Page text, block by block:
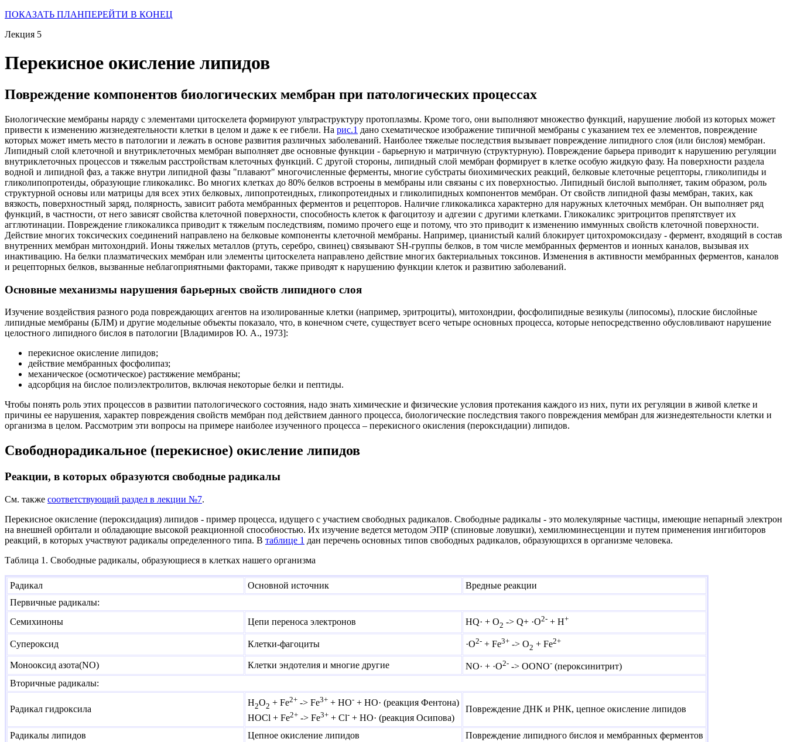
ПОКАЗАТЬ ПЛАНПЕРЕЙТИ В КОНЕЦ
Лекция 5
Перекисное окисление липидов
Повреждение компонентов биологических мембран при патологических процессах
Биологические мембраны наряду с элементами цитоскелета формируют ультраструктуру протоплазмы. Кроме того, они выполняют множество функций, нарушение любой из которых может
привести к изменению жизнедеятельности клетки в целом и даже к ее гибели. На рис.1 дано схематическое изображение типичной мембраны с указанием тех ее элементов, повреждение
которых может иметь место в патологии и лежать в основе развития различных заболеваний. Наиболее тяжелые последствия вызывает повреждение липидного слоя (или бислоя) мембран.
Липидный слой клеточной и внутриклеточных мембран выполняет две основные функции - барьерную и матричную (структурную). Повреждение барьера приводит к нарушению регуляции
внутриклеточных процессов и тяжелым расстройствам клеточных функций. С другой стороны, липидный слой мембран формирует в клетке особую жидкую фазу. На поверхности раздела
водной и липидной фаз, а также внутри липидной фазы "плавают" многочисленные ферменты, многие субстраты биохимических реакций, белковые клеточные рецепторы, гликолипиды и
гликолипопротеиды, образующие гликокаликс. Во многих клетках до 80% белков встроены в мембраны или связаны с их поверхностью. Липидный бислой выполняет, таким образом, роль
структурной основы или матрицы для всех этих белковых, липопротеидных, гликопротеидных и гликолипидных компонентов мембран. От свойств липидной фазы мембран, таких, как
вязкость, поверхностный заряд, полярность, зависит работа мембранных ферментов и рецепторов. Наличие гликокаликса характерно для наружных клеточных мембран. Он выполняет ряд
функций, в частности, от него зависят свойства клеточной поверхности, способность клеток к фагоцитозу и адгезии с другими клетками. Гликокаликс эритроцитов препятствует их
агглютинации. Повреждение гликокаликса приводит к тяжелым последствиям, помимо прочего еще и потому, что это приводит к изменению иммунных свойств клеточной поверхности.
Действие многих токсических соединений направлено на белковые компоненты клеточной мембраны. Например, цианистый калий блокирует цитохромоксидазу - фермент, входящий в состав
внутренних мембран митохондрий. Ионы тяжелых металлов (ртуть, серебро, свинец) связывают SH-группы белков, в том числе мембранных ферментов и ионных каналов, вызывая их
инактивацию. На белки плазматических мембран или элементы цитоскелета направлено действие многих бактериальных токсинов. Изменения в активности мембранных ферментов, каналов
и рецепторных белков, вызванные неблагоприятными факторами, также приводят к нарушению функции клеток и развитию заболеваний.
Основные механизмы нарушения барьерных свойств липидного слоя
Изучение воздействия разного рода повреждающих агентов на изолированные клетки (например, эритроциты), митохондрии, фосфолипидные везикулы (липосомы), плоские бислойные
липидные мембраны (БЛМ) и другие модельные объекты показало, что, в конечном счете, существует всего четыре основных процесса, которые непосредственно обусловливают нарушение
целостного липидного бислоя в патологии [Владимиров Ю. А., 1973]:
перекисное окисление липидов;
действие мембранных фосфолипаз;
механическое (осмотическое) растяжение мембраны;
адсорбция на бислое полиэлектролитов, включая некоторые белки и пептиды.
Чтобы понять роль этих процессов в развитии патологического состояния, надо знать химические и физические условия протекания каждого из них, пути их регуляции в живой клетке и
причины ее нарушения, характер повреждения свойств мембран под действием данного процесса, биологические последствия такого повреждения мембран для жизнедеятельности клетки и
организма в целом. Рассмотрим эти вопросы на примере наиболее изученного процесса – перекисного окисления (пероксидации) липидов.
Свободнорадикальное (перекисное) окисление липидов
Реакции, в которых образуются свободные радикалы
См. также соответствующий раздел в лекции №7.
Перекисное окисление (пероксидация) липидов - пример процесса, идущего с участием свободных радикалов. Свободные радикалы - это молекулярные частицы, имеющие непарный электрон
на внешней орбитали и обладающие высокой реакционной способностью. Их изучение ведется методом ЭПР (спиновые ловушки), хемилюминесценции и путем применения ингибиторов
реакций, в которых участвуют радикалы определенного типа. В таблице 1 дан перечень основных типов свободных радикалов, образующихся в организме человека.
Таблица 1. Свободные радикалы, образующиеся в клетках нашего организма
Радикал Основной источник
Вредные реакции
Первичные радикалы:
Семихиноны
Цепи переноса электронов HQ· + O2 -> Q+ ·O2- + H+
Супероксид Клетки-фагоциты ·O2- + Fe3+ -> O2 + Fe2+
Монооксид азота(NO) Клетки эндотелия и многие другие NO· + ·O2- -> OONO- (пероксинитрит)
Вторичные радикалы:
Радикал гидроксила
H2O2 + Fe2+ -> Fe3+ + HO- + HO· (реакция Фентона)
HOCl + Fe2+ -> Fe3+ + Cl- + HO· (реакция Осипова)
Повреждение ДНК и РНК, цепное окисление липидов
Радикалы липидов Цепное окисление липидов
Повреждение липидного бислоя и мембранных ферментов